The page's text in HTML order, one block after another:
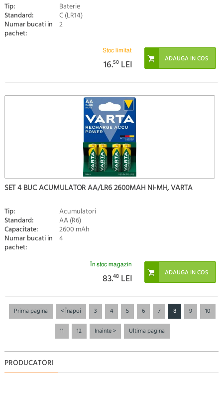
Tip: Baterie
Standard: C (LR14)
Numar bucati in
pachet:
2
Stoc limitat
16.50 LEI
SET 4 BUC ACUMULATOR AA/LR6 2600MAH NI-MH, VARTA
Tip: Acumulatori
Standard: AA (R6)
Capacitate: 2600 mAh
Numar bucati in
pachet:
4
În stoc magazin
83.48 LEI
Prima pagina < Înapoi 3 4 5 6 7 8 9
10
11
12 Inainte > Ultima pagina
PRODUCATORI